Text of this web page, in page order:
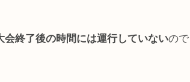
終了後の時間には運行していないので